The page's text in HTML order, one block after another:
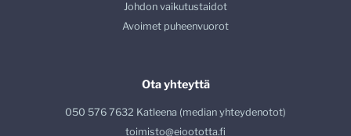
Johdon vaikutustaidot
Avoimet puheenvuorot
Ota yhteyttä
050 576 7632 Katleena (median yhteydenotot)
toimisto@eioototta.fi